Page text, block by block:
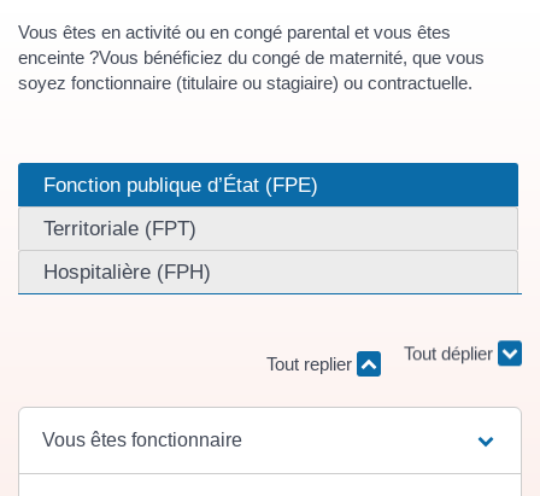
Vous êtes en activité ou en congé parental et vous êtes
enceinte ?Vous bénéficiez du congé de maternité, que vous
soyez fonctionnaire (titulaire ou stagiaire) ou contractuelle.
Fonction publique d’État (FPE)
Territoriale (FPT)
Hospitalière (FPH)
Tout replier
Tout déplier
Vous êtes fonctionnaire